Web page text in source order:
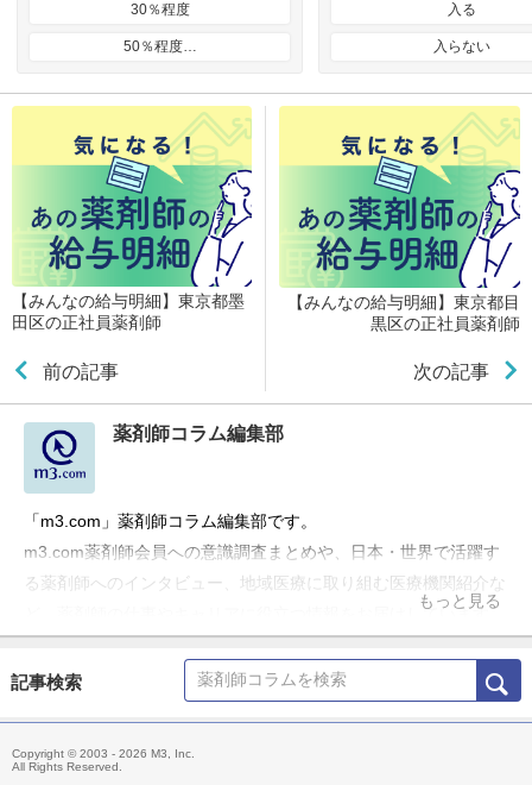
30％程度
50％程度…
入る
入らない
【みんなの給与明細】東京都墨
田区の正社員薬剤師
前の記事
【みんなの給与明細】東京都目
黒区の正社員薬剤師
次の記事
薬剤師コラム編集部
「m3.com」薬剤師コラム編集部です。
m3.com薬剤師会員への意識調査まとめや、日本・世界で活躍す
る薬剤師へのインタビュー、地域医療に取り組む医療機関紹介な
ど、薬剤師の仕事やキャリアに役立つ情報をお届けしています。
もっと見る
記事検索
Copyright © 2003 - 2026 M3, Inc.
All Rights Reserved.